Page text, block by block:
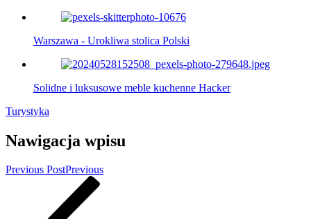
Warszawa - Urokliwa stolica Polski
Solidne i luksusowe meble kuchenne Hacker
Turystyka
Nawigacja wpisu
Previous PostPrevious